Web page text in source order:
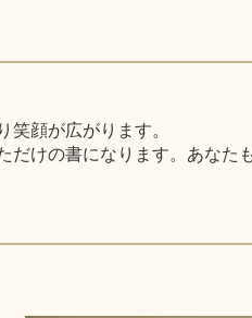
顔が広がります。
だけの書になります。あなた